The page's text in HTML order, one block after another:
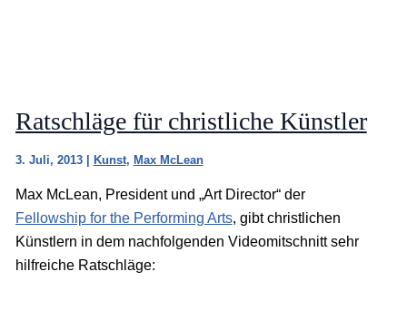
Ratschläge für christliche Künstler
3. Juli, 2013 | Kunst, Max McLean
Max McLean, President und „Art Director“ der
Fellowship for the Performing Arts, gibt christlichen
Künstlern in dem nachfolgenden Videomitschnitt sehr
hilfreiche Ratschläge: